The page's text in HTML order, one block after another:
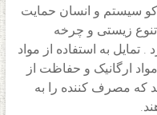
سیستم و انسان حمایت
زیستی و چرخه
تمایل به استفاده از مواد
مواد ارگانیک و حفاظت از
که مصرف کننده را به